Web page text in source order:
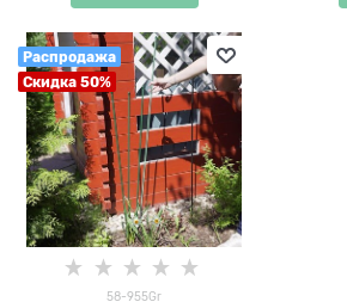
Распродажа
Скидка 50%
58-955Gr